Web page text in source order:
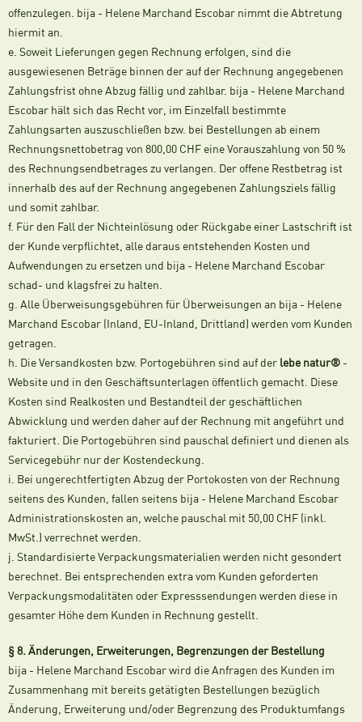
offenzulegen. bija - Helene Marchand Escobar nimmt die Abtretung
hiermit an.
e. Soweit Lieferungen gegen Rechnung erfolgen, sind die
ausgewiesenen Beträge binnen der auf der Rechnung angegebenen
Zahlungsfrist ohne Abzug fällig und zahlbar. bija - Helene Marchand
Escobar hält sich das Recht vor, im Einzelfall bestimmte
Zahlungsarten auszuschließen bzw. bei Bestellungen ab einem
Rechnungsnettobetrag von 800,00 CHF eine Vorauszahlung von 50 %
des Rechnungsendbetrages zu verlangen. Der offene Restbetrag ist
innerhalb des auf der Rechnung angegebenen Zahlungsziels fällig
und somit zahlbar.
f. Für den Fall der Nichteinlösung oder Rückgabe einer Lastschrift ist
der Kunde verpflichtet, alle daraus entstehenden Kosten und
Aufwendungen zu ersetzen und bija - Helene Marchand Escobar
schad- und klagsfrei zu halten.
g. Alle Überweisungsgebühren für Überweisungen an bija - Helene
Marchand Escobar (Inland, EU-Inland, Drittland) werden vom Kunden
getragen.
h. Die Versandkosten bzw. Portogebühren sind auf der lebe natur® -
Website und in den Geschäftsunterlagen öffentlich gemacht. Diese
Kosten sind Realkosten und Bestandteil der geschäftlichen
Abwicklung und werden daher auf der Rechnung mit angeführt und
fakturiert. Die Portogebühren sind pauschal definiert und dienen als
Servicegebühr nur der Kostendeckung.
i. Bei ungerechtfertigten Abzug der Portokosten von der Rechnung
seitens des Kunden, fallen seitens bija - Helene Marchand Escobar
Administrationskosten an, welche pauschal mit 50,00 CHF (inkl.
MwSt.) verrechnet werden.
j. Standardisierte Verpackungsmaterialien werden nicht gesondert
berechnet. Bei entsprechenden extra vom Kunden geforderten
Verpackungsmodalitäten oder Expresssendungen werden diese in
gesamter Höhe dem Kunden in Rechnung gestellt.
§ 8. Änderungen, Erweiterungen, Begrenzungen der Bestellung
bija - Helene Marchand Escobar wird die Anfragen des Kunden im
Zusammenhang mit bereits getätigten Bestellungen bezüglich
Änderung, Erweiterung und/oder Begrenzung des Produktumfangs